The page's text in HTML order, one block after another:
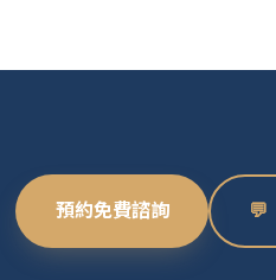
預約免費諮詢 💬